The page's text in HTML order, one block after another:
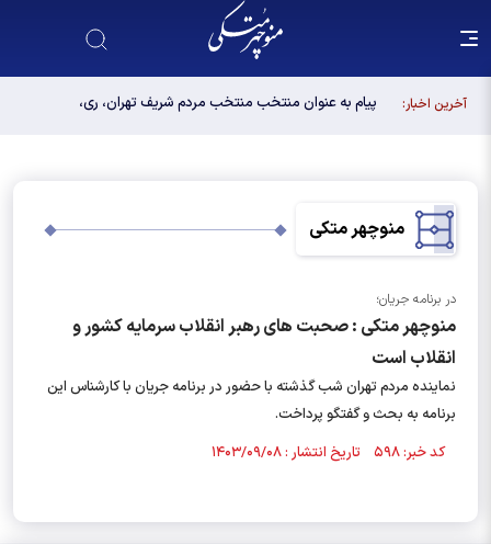
آخرین اخبار:
پیام به عنوان منتخب منتخب مردم شریف تهران، ری،
منوچهر متکی
در برنامه جریان؛
منوچهر متکی : صحبت های رهبر انقلاب سرمایه کشور و
انقلاب است
نماینده مردم تهران شب گذشته با حضور در برنامه جریان با کارشناس این
برنامه به بحث و گفتگو پرداخت.
کد خبر: ۵۹۸ تاریخ انتشار : ۱۴۰۳/۰۹/۰۸